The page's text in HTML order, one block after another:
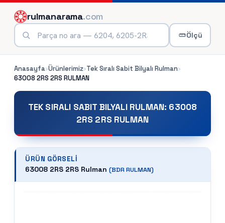
rulmanarama.com
Ölçü
Anasayfa›Ürünlerimiz›Tek Sıralı Sabit Bilyalı Rulman›
63008 2RS 2RS RULMAN
TEK SIRALI SABIT BILYALI RULMAN: 63008
2RS 2RS RULMAN
ÜRÜN GÖRSELI
63008 2RS 2RS Rulman (BDRRULMAN)